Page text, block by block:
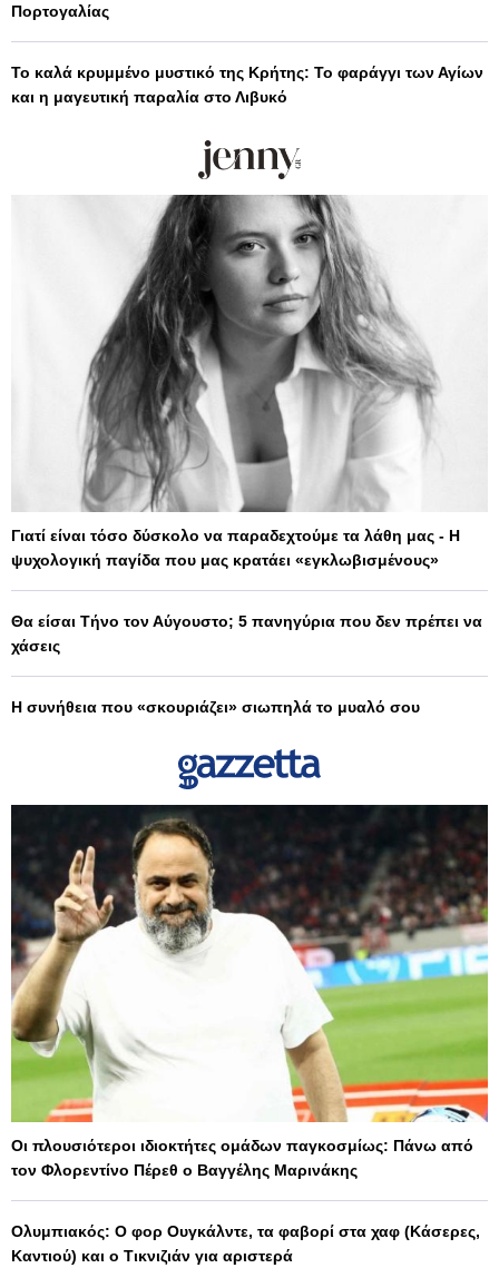
Πορτογαλίας
Το καλά κρυμμένο μυστικό της Κρήτης: Το φαράγγι των Αγίων
και η μαγευτική παραλία στο Λιβυκό
Γιατί είναι τόσο δύσκολο να παραδεχτούμε τα λάθη μας - Η
ψυχολογική παγίδα που μας κρατάει «εγκλωβισμένους»
Θα είσαι Τήνο τον Αύγουστο; 5 πανηγύρια που δεν πρέπει να
χάσεις
Η συνήθεια που «σκουριάζει» σιωπηλά το μυαλό σου
Οι πλουσιότεροι ιδιοκτήτες ομάδων παγκοσμίως: Πάνω από
τον Φλορεντίνο Πέρεθ ο Βαγγέλης Μαρινάκης
Ολυμπιακός: Ο φορ Ουγκάλντε, τα φαβορί στα χαφ (Κάσερες,
Καντιού) και ο Τικνιζιάν για αριστερά